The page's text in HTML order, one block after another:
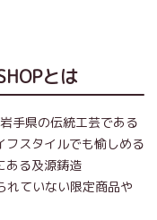
とは
手県の伝統工芸である
フスタイルでも愉しめる
ある及源鋳造
れていない限定商品や